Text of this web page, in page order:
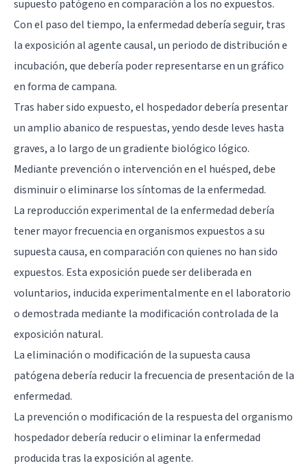
supuesto patógeno en comparación a los no expuestos.
Con el paso del tiempo, la enfermedad debería seguir, tras
la exposición al agente causal, un periodo de distribución e
incubación, que debería poder representarse en un gráfico
en forma de campana.
Tras haber sido expuesto, el hospedador debería presentar
un amplio abanico de respuestas, yendo desde leves hasta
graves, a lo largo de un gradiente biológico lógico.
Mediante prevención o intervención en el huésped, debe
disminuir o eliminarse los síntomas de la enfermedad.
La reproducción experimental de la enfermedad debería
tener mayor frecuencia en organismos expuestos a su
supuesta causa, en comparación con quienes no han sido
expuestos. Esta exposición puede ser deliberada en
voluntarios, inducida experimentalmente en el laboratorio
o demostrada mediante la modificación controlada de la
exposición natural.
La eliminación o modificación de la supuesta causa
patógena debería reducir la frecuencia de presentación de la
enfermedad.
La prevención o modificación de la respuesta del organismo
hospedador debería reducir o eliminar la enfermedad
producida tras la exposición al agente.